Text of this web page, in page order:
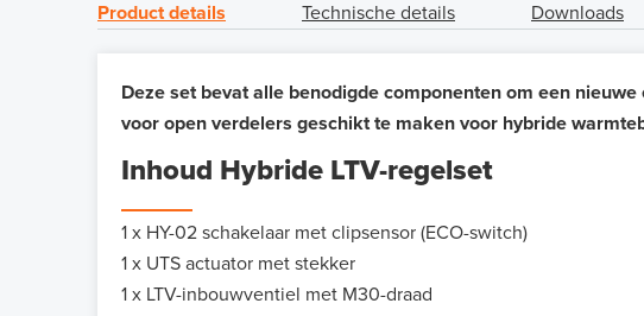
Product details Technische details Downloads
Deze set bevat alle benodigde componenten om een
voor open verdelers geschikt te maken voor hybride
Inhoud Hybride LTV-regelset
1 x HY-02 schakelaar met clipsensor (ECO-switch)
1 x UTS actuator met stekker
1 x LTV-inbouwventiel met M30-draad